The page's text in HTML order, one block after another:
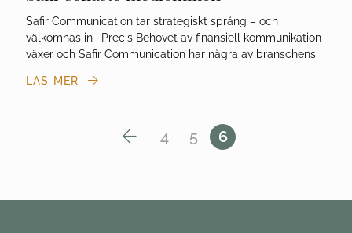
Safir Communication tar strategiskt språng – och
välkomnas in i Precis Behovet av finansiell kommunikation
växer och Safir Communication har några av branschens
tar Safir Communication steget in i b...
LÄS MER
4 5 6